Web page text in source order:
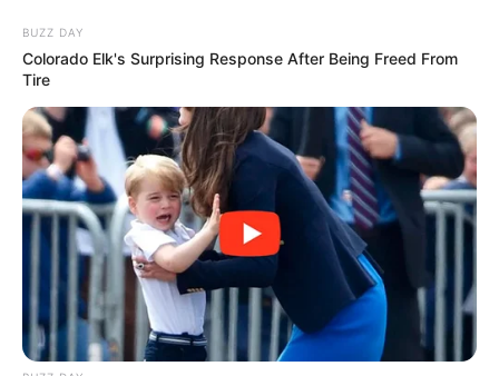
(foto: pinterest/saraxbxbblegum)
5. Ini nih ciri khas dari KPopers sejati yang nggak
bisa dilewatin
BUZZ DAY
Colorado Elk's Surprising Response After Being Freed From
Tire